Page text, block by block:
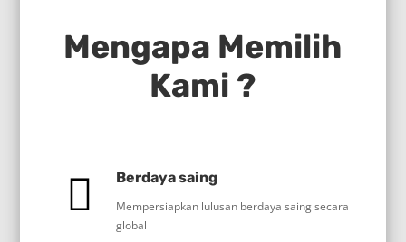
Mengapa Memilih
Kami ?
Berdaya saing
Mempersiapkan lulusan berdaya saing secara
global